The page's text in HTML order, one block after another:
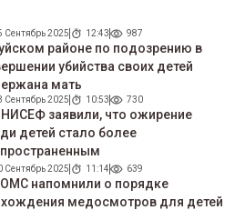
Сентябрь 2025 12:43 987
районе по подозрению в
убийства своих детей
мать
Сентябрь 2025 10:53 730
заявили, что ожирение
детей стало более
Сентябрь 2025 11:14 639
напомнили о порядке
медосмотров для детей